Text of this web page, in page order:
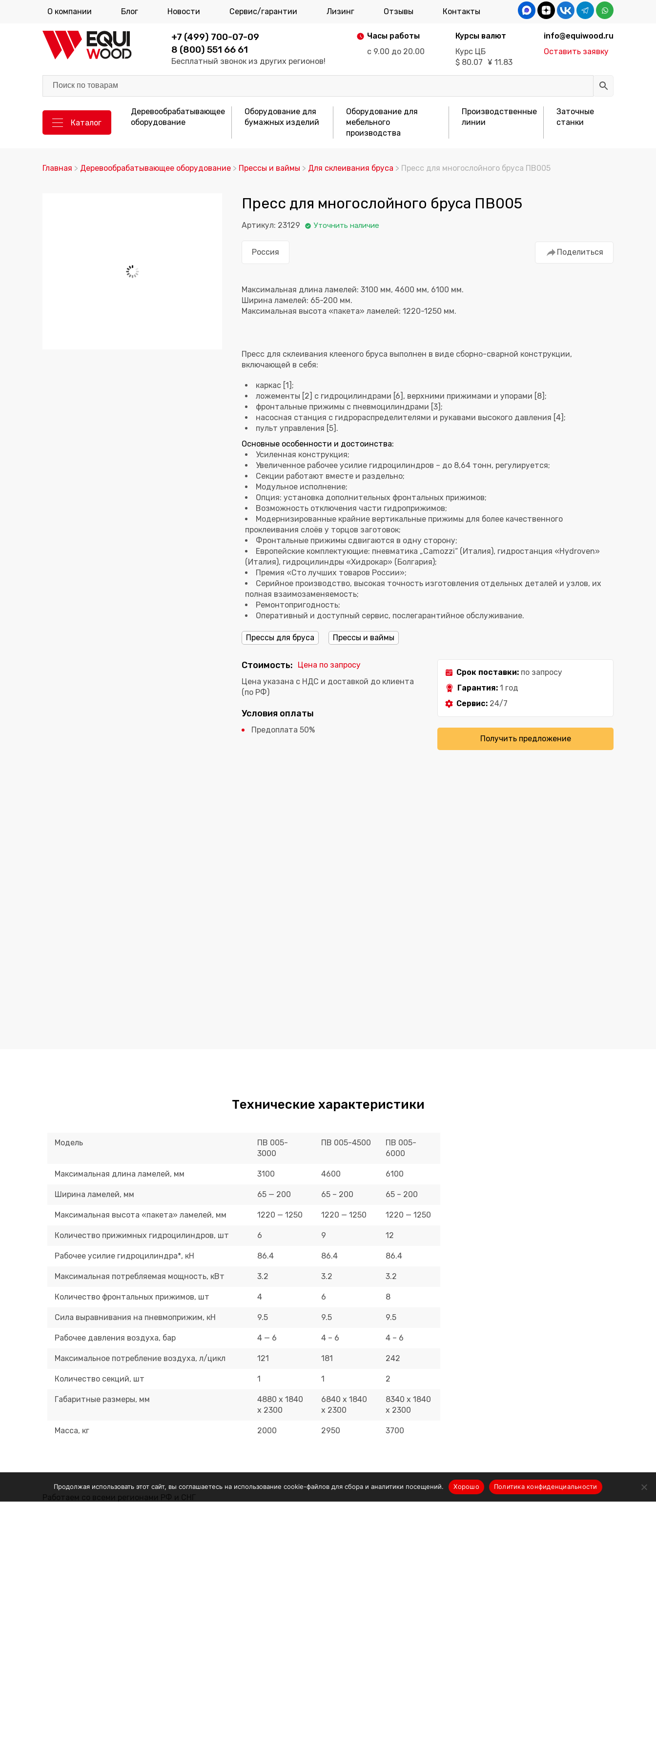
О компании Блог Новости Сервис/гарантии Лизинг Отзывы Контакты
+7 (499) 700-07-09
8 (800) 551 66 61
Бесплатный звонок из других регионов!
Часы работы
с 9.00 до 20.00
Курсы валют
Курс ЦБ
$ 80.07 ¥ 11.83
info@equiwood.ru
Оставить заявку
Каталог
Деревообрабатывающее
оборудование
Оборудование для
бумажных изделий
Оборудование для
мебельного
производства
Производственные
линии
Заточные
станки
Главная > Деревообрабатывающее оборудование > Прессы и ваймы > Для склеивания бруса > Пресс для многослойного бруса ПВ005
Пресс для многослойного бруса ПВ005
Артикул: 23129 Уточнить наличие
Россия Поделиться
Максимальная длина ламелей: 3100 мм, 4600 мм, 6100 мм.
Ширина ламелей: 65-200 мм.
Пресс для склеивания клееного бруса выполнен в виде сборно-сварной конструкции,
каркас [1];
ложементы [2] с гидроцилиндрами [6], верхними прижимами и упорами [8];
фронтальные прижимы с пневмоцилиндрами [3];
насосная станция с гидрораспределителями и рукавами высокого давления [4];
пульт управления [5].
Основные особенности и достоинства:
Усиленная конструкция;
Увеличенное рабочее усилие гидроцилиндров – до 8,64 тонн, регулируется;
Секции работают вместе и раздельно;
Модульное исполнение;
Опция: установка дополнительных фронтальных прижимов;
Возможность отключения части гидроприжимов;
Модернизированные крайние вертикальные прижимы для более качественного
проклеивания слоёв у торцов заготовок;
Фронтальные прижимы сдвигаются в одну сторону;
Европейские комплектующие: пневматика „Camozzi“ (Италия), гидростанция «Hydroven»
(Италия), гидроцилиндры «Хидрокар» (Болгария);
Премия «Сто лучших товаров России»;
Серийное производство, высокая точность изготовления отдельных деталей и узлов, их
полная взаимозаменяемость;
Ремонтопригодность;
Оперативный и доступный сервис, послегарантийное обслуживание.
Прессы для бруса Прессы и ваймы
Стоимость:
Цена по запросу
Цена указана с НДС и доставкой до клиента
(по РФ)
Условия оплаты
Предоплата 50%
Срок поставки: по запросу
Гарантия: 1 год
Сервис: 24/7
Получить предложение
Технические характеристики
Модель
ПВ 005-
3000
ПВ 005-4500
ПВ 005-
6000
Максимальная длина ламелей, мм 3100 4600 6100
Ширина ламелей, мм 65 — 200 65 – 200 65 – 200
Максимальная высота «пакета» ламелей, мм 1220 — 1250 1220 — 1250 1220 — 1250
Количество прижимных гидроцилиндров, шт 6 9 12
Рабочее усилие гидроцилиндра*, кН 86.4 86.4 86.4
Максимальная потребляемая мощность, кВт 3.2 3.2 3.2
Количество фронтальных прижимов, шт 4 6 8
Сила выравнивания на пневмоприжим, кН 9.5 9.5 9.5
Рабочее давления воздуха, бар 4 — 6 4 – 6 4 – 6
Максимальное потребление воздуха, л/цикл 121 181 242
Количество секций, шт 1 1 2
Габаритные размеры, мм
4880 x 1840
x 2300
6840 x 1840
x 2300
8340 х 1840
х 2300
Масса, кг 2000 2950 3700
Работаем со всеми регионами РФ и СНГ
Продолжая использовать этот сайт, вы соглашаетесь на использование cookie-файлов для сбора и аналитики посещений. Хорошо Политика конфиденциальности